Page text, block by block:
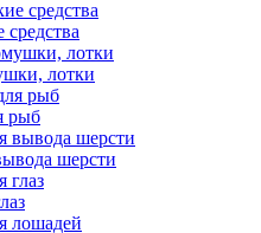
средства
лотки
рыб
шерсти